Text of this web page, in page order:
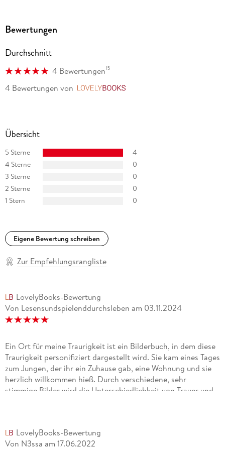
Botschaft dieser Geschichte: Wer mit der Traurigkeit
Freundschaft schließt, kann mit ihr leben." Rupertusblatt
Bewertungen
Durchschnitt
4 Bewertungen15
4 Bewertungen von
Übersicht
5 Sterne
4
4 Sterne
0
3 Sterne
0
2 Sterne
0
1 Stern
0
Eigene Bewertung schreiben
Zur Empfehlungsrangliste
LovelyBooks-Bewertung
Von Lesensundspielenddurchsleben am 03.11.2024
Ein Ort für meine Traurigkeit ist ein Bilderbuch, in dem diese
Traurigkeit personifiziert dargestellt wird. Sie kam eines Tages
zum Jungen, der ihr ein Zuhause gab, eine Wohnung und sie
herzlich willkommen hieß. Durch verschiedene, sehr
stimmige Bilder wird die Unterschiedlichkeit von Trauer und
was ich gut fand ("Manchmal werde ich zu beschäftigt sein,
um meine Traurigkeit zu besuchen"). Das Bilderbuch bietet
LovelyBooks-Bewertung
Von N3ssa am 17.06.2022